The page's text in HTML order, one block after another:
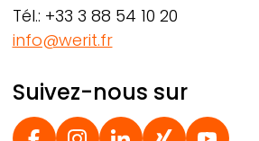
Tél.: +33 3 88 54 10 20
info@werit.fr
Suivez-nous sur
Social Footer